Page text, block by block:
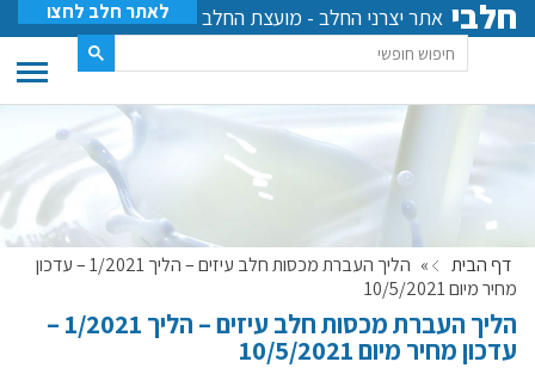
חלבי אתר יצרני החלב - מועצת החלב לאתר חלב לחצו
דף הבית »
הליך העברת מכסות חלב עיזים – הליך 1/2021 – עדכון
מחיר מיום 10/5/2021
הליך העברת מכסות חלב עיזים – הליך 1/2021 –
עדכון מחיר מיום 10/5/2021